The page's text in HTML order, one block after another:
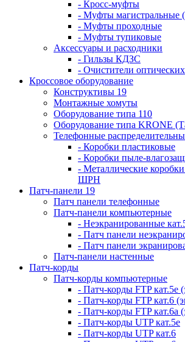
- Кросс-муфты
- Муфты магистральные
- Муфты проходные
- Муфты тупиковые
Аксессуары и расходники
- Гильзы КДЗС
- Очистители
Кроссовое оборудование
Конструктивы 19
Монтажные хомуты
Оборудование типа 110
Оборудование типа KRONE
Телефонные
- Коробки пластиковые
- Коробки пыле-
- Металлические
ШРН
Патч-панели 19
Патч панели телефонные
Патч-панели компьютерные
- Неэкранированные
- Патч панели
- Патч панели
Патч-панели настенные
Патч-корды
Патч-корды компьютерные
- Патч-корды FTP кат.5е
- Патч-корды FTP кат.6
- Патч-корды FTP кат.6а
- Патч-корды UTP кат.5е
- Патч-корды UTP кат.6